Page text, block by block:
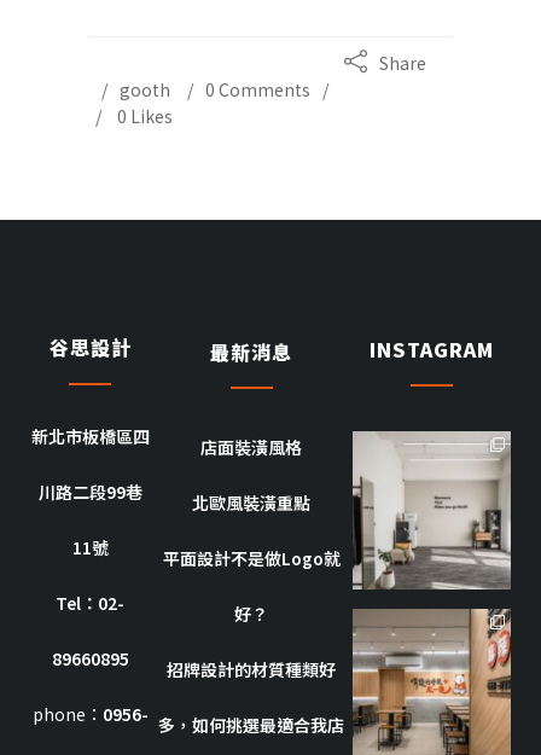
gooth 0 Comments
Share
0 Likes
谷思設計
新北市板橋區四
川路二段99巷
11號
Tel：02-
89660895
phone： 0956-
最新消息
店面裝潢風格
北歐風裝潢重點
平面設計不是做Logo就
好？
招牌設計的材質種類好
多，如何挑選最適合我店
INSTAGRAM
goothdesign
10 月 8
goothdesign
10 月 7